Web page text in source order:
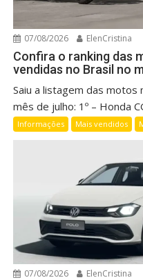
07/08/2026 ElenCristina
Confira o ranking das
vendidas no Brasil no
Saiu a listagem das motos
mês de julho: 1º – Honda
Informações Mais vendidos
07/08/2026 ElenCristina